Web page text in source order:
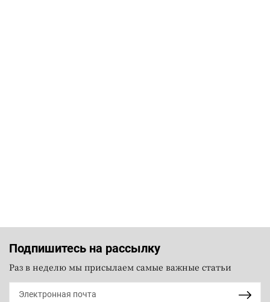
Подпишитесь на рассылку
Раз в неделю мы присылаем самые важные статьи